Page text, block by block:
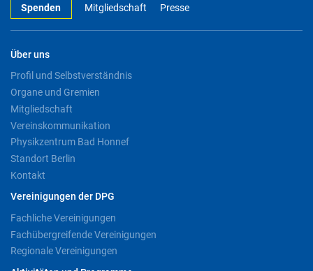
Spenden Mitgliedschaft Presse
Über uns
Profil und Selbstverständnis
Organe und Gremien
Mitgliedschaft
Vereinskommunikation
Physikzentrum Bad Honnef
Standort Berlin
Kontakt
Vereinigungen der DPG
Fachliche Vereinigungen
Fachübergreifende Vereinigungen
Regionale Vereinigungen